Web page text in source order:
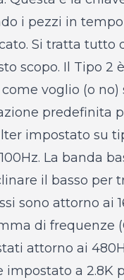
i pezzi in
Si tratta tutto
scopo. Il Tipo 2
voglio (o no)
predefinita
impostato su
La banda
il basso per
sono attorno ai
di frequenze
attorno ai
a 2.8K